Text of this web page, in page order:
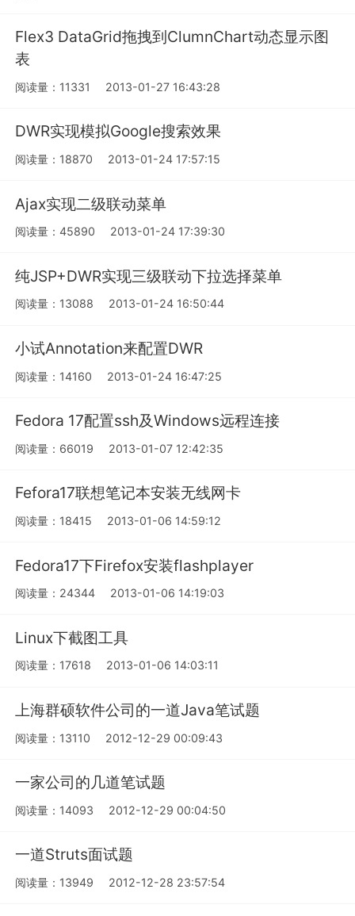
Flex3 DataGrid拖拽到ClumnChart动态显示图
表
阅读量：11331 2013-01-27 16:43:28
DWR实现模拟Google搜索效果
阅读量：18870 2013-01-24 17:57:15
Ajax实现二级联动菜单
阅读量：45890 2013-01-24 17:39:30
纯JSP+DWR实现三级联动下拉选择菜单
阅读量：13088 2013-01-24 16:50:44
小试Annotation来配置DWR
阅读量：14160 2013-01-24 16:47:25
Fedora 17配置ssh及Windows远程连接
阅读量：66019 2013-01-07 12:42:35
Fefora17联想笔记本安装无线网卡
阅读量：18415 2013-01-06 14:59:12
Fedora17下Firefox安装flashplayer
阅读量：24344 2013-01-06 14:19:03
Linux下截图工具
阅读量：17618 2013-01-06 14:03:11
上海群硕软件公司的一道Java笔试题
阅读量：13110 2012-12-29 00:09:43
一家公司的几道笔试题
阅读量：14093 2012-12-29 00:04:50
一道Struts面试题
阅读量：13949 2012-12-28 23:57:54